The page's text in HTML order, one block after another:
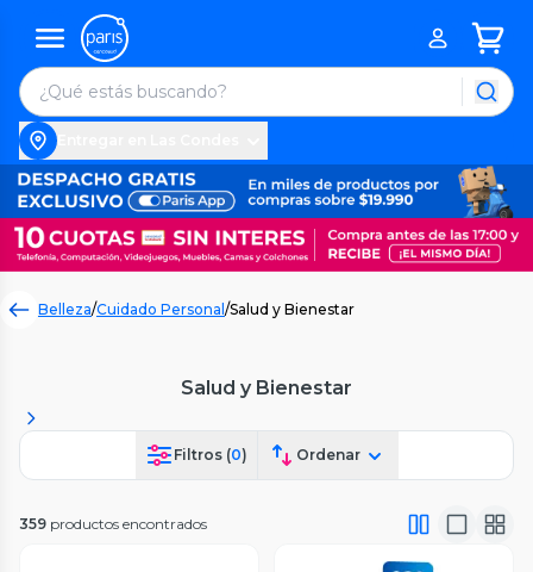
Belleza/Cuidado Personal/Salud y Bienestar
Salud y Bienestar
Filtros (0) Ordenar
359 productos encontrados